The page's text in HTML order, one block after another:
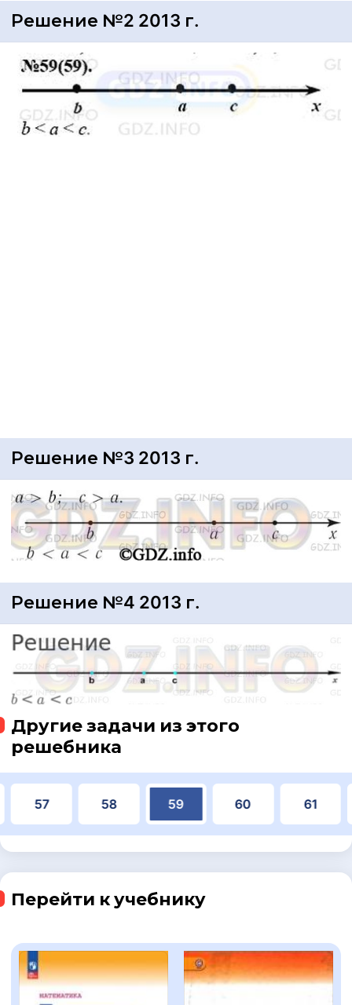
Решение №2 2013 г.
Решение №3 2013 г.
Решение №4 2013 г.
Другие задачи из этого
решебника
57 58 59 60 61
Перейти к учебнику